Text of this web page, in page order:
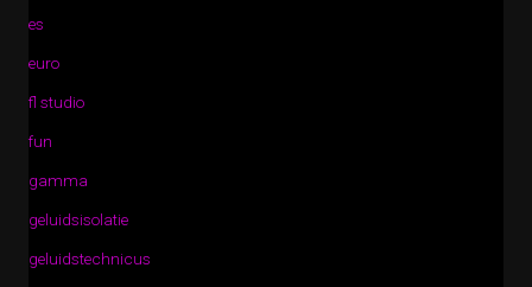
es
euro
fl studio
fun
gamma
geluidsisolatie
geluidstechnicus